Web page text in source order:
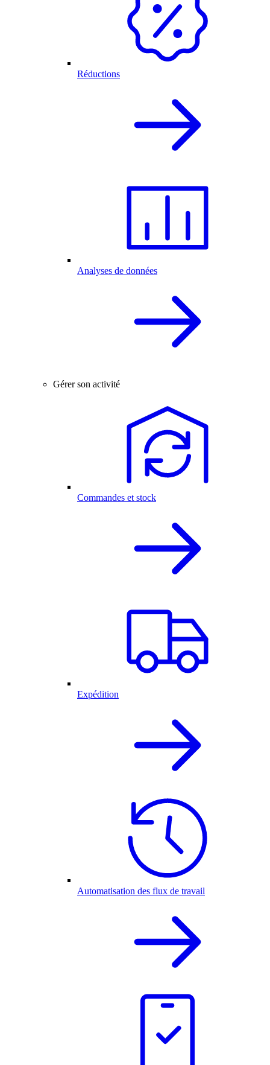
Réductions
Analyses de données
Gérer son activité
Commandes et stock
Expédition
Automatisation des flux de travail